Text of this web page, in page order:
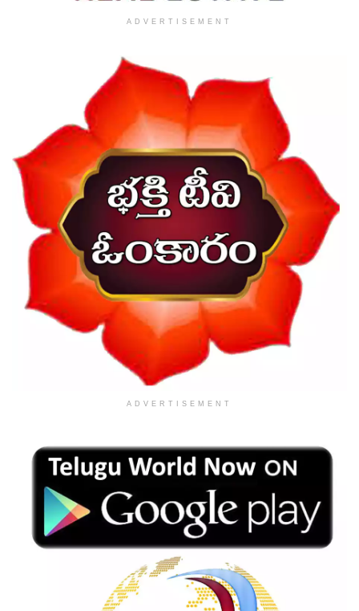
ADVERTISEMENT
ADVERTISEMENT